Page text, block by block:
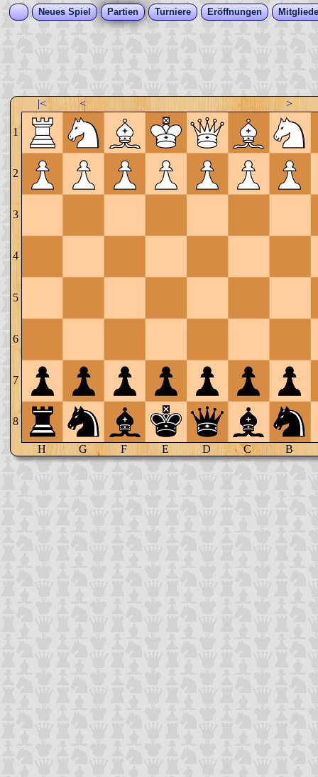
Neues Spiel Partien Turniere Eröffnungen
|< < >
1
2
3
4
5
6
7
8
H G F E D C B